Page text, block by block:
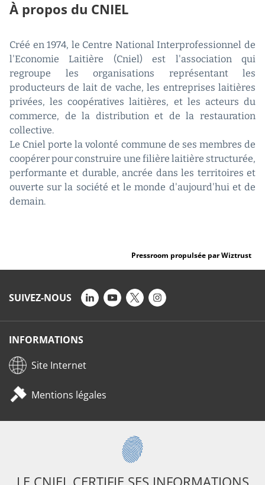
À propos du CNIEL
Créé en 1974, le Centre National Interprofessionnel de
l'Economie Laitière (Cniel) est l'association qui
regroupe les organisations représentant les
producteurs de lait de vache, les entreprises laitières
privées, les coopératives laitières, et les acteurs du
commerce, de la distribution et de la restauration
collective.
Le Cniel porte la volonté commune de ses membres de
coopérer pour construire une filière laitière structurée,
performante et durable, ancrée dans les territoires et
ouverte sur la société et le monde d'aujourd'hui et de
demain.
Pressroom propulsée par Wiztrust
SUIVEZ-NOUS
INFORMATIONS
Site Internet
Mentions légales
LE CNIEL CERTIFIE SES INFORMATIONS